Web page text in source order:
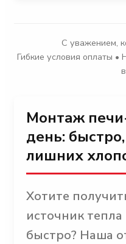
С уважением,
Гибкие условия оплаты
Монтаж
день:
лишних
Хотите
источник
быстро? Наша